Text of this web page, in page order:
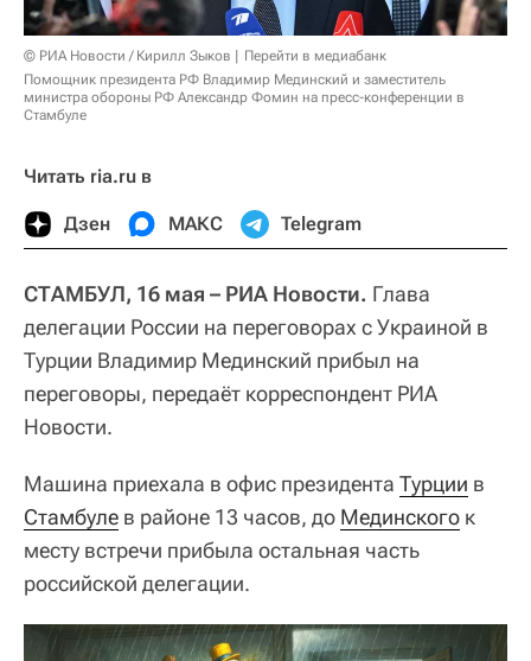
© РИА Новости / Кирилл Зыков
Перейти в медиабанк
Помощник президента РФ Владимир Мединский и заместитель
министра обороны РФ Александр Фомин на пресс-конференции в
Стамбуле
Читать ria.ru в
Дзен МАКС Telegram
СТАМБУЛ, 16 мая – РИА Новости. Глава
делегации России на переговорах с Украиной в
Турции Владимир Мединский прибыл на
переговоры, передаёт корреспондент РИА
Новости.
Машина приехала в офис президента Турции в
Стамбуле в районе 13 часов, до Мединского к
месту встречи прибыла остальная часть
российской делегации.